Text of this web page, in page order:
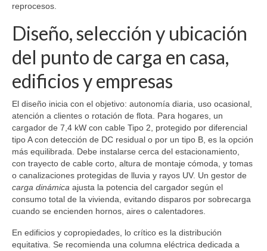
reprocesos.
Diseño, selección y ubicación
del punto de carga en casa,
edificios y empresas
El diseño inicia con el objetivo: autonomía diaria, uso ocasional,
atención a clientes o rotación de flota. Para hogares, un
cargador de 7,4 kW con cable Tipo 2, protegido por diferencial
tipo A con detección de DC residual o por un tipo B, es la opción
más equilibrada. Debe instalarse cerca del estacionamiento,
con trayecto de cable corto, altura de montaje cómoda, y tomas
o canalizaciones protegidas de lluvia y rayos UV. Un gestor de
carga dinámica ajusta la potencia del cargador según el
consumo total de la vivienda, evitando disparos por sobrecarga
cuando se encienden hornos, aires o calentadores.
En edificios y copropiedades, lo crítico es la distribución
equitativa. Se recomienda una columna eléctrica dedicada a